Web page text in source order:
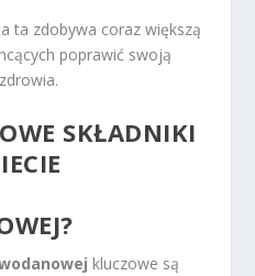
ta zdobywa coraz większą
poprawić swoją
SKŁADNIKI
kluczowe są